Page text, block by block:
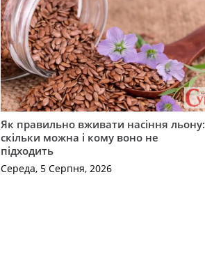
Як правильно вживати насіння льону:
скільки можна і кому воно не
підходить
Середа, 5 Серпня, 2026